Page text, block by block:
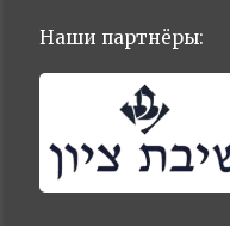
Наши партнёры: